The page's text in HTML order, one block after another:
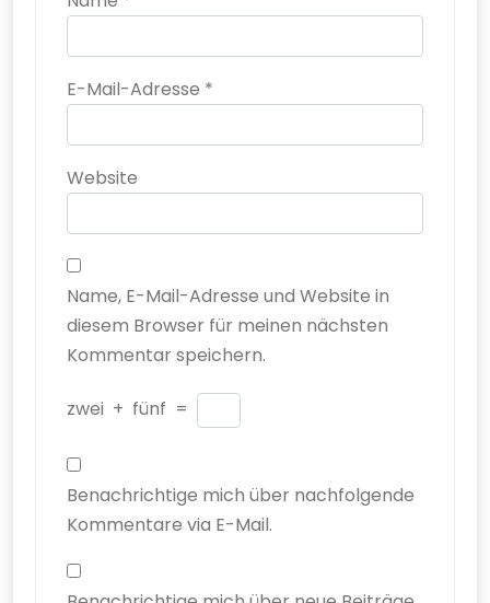
E-Mail-Adresse *
Website
Name, E-Mail-Adresse und Website in
diesem Browser für meinen nächsten
Kommentar speichern.
zwei + fünf =
Benachrichtige mich über nachfolgende
Kommentare via E-Mail.